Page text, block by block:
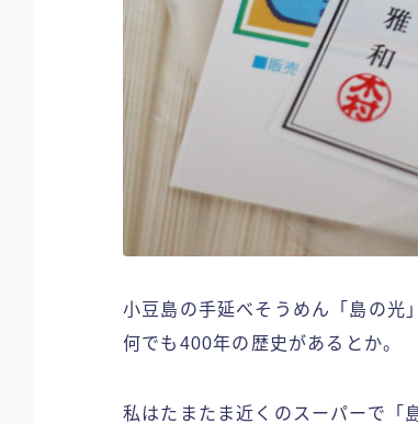
小豆島の手延べそうめん「島の光
何でも400年の歴史があるとか。
私はたまたま近くのスーパーで「